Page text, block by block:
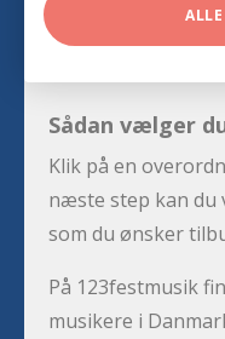
Sådan vælger
Klik på en
næste step kan du
som du ønsker
På 123festmusik
musikere i